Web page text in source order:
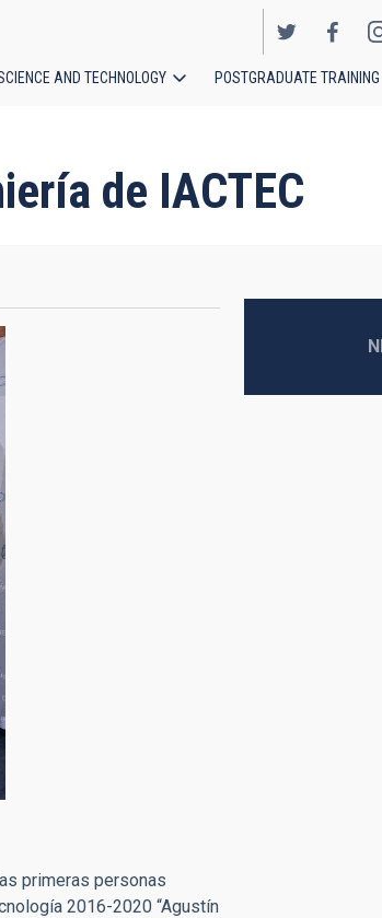
AND TECHNOLOGY POSTGRADUATE TRAINING
de IACTEC
primeras personas
2016-2020 “Agustín